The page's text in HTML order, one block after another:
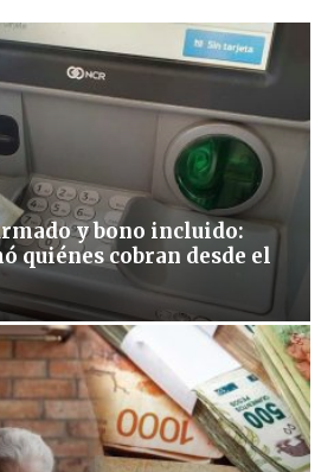
y bono incluido:
quiénes cobran desde el